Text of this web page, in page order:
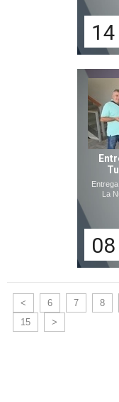
14
La
08
< 6 7 8
15
>